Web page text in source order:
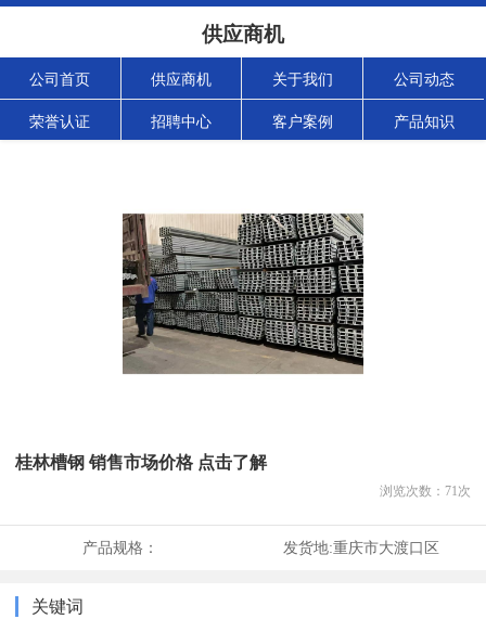
供应商机
公司首页 供应商机 关于我们 公司动态
荣誉认证 招聘中心 客户案例 产品知识
桂林槽钢 销售市场价格 点击了解
浏览次数： 71次
产品规格： 发货地:重庆市大渡口区
关键词